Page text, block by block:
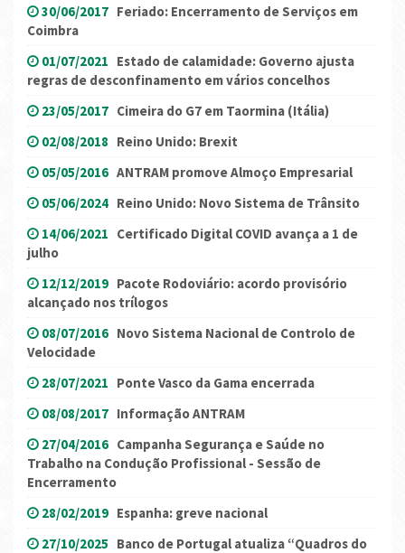
30/06/2017 Feriado: Encerramento de Serviços em
Coimbra
01/07/2021 Estado de calamidade: Governo ajusta
regras de desconfinamento em vários concelhos
23/05/2017 Cimeira do G7 em Taormina (Itália)
02/08/2018 Reino Unido: Brexit
05/05/2016 ANTRAM promove Almoço Empresarial
05/06/2024 Reino Unido: Novo Sistema de Trânsito
14/06/2021 Certificado Digital COVID avança a 1 de
julho
12/12/2019 Pacote Rodoviário: acordo provisório
alcançado nos trílogos
08/07/2016 Novo Sistema Nacional de Controlo de
Velocidade
28/07/2021 Ponte Vasco da Gama encerrada
08/08/2017 Informação ANTRAM
27/04/2016 Campanha Segurança e Saúde no
Trabalho na Condução Profissional - Sessão de
Encerramento
28/02/2019 Espanha: greve nacional
27/10/2025 Banco de Portugal atualiza “Quadros do